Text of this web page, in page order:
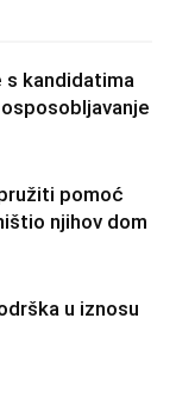
s kandidatima
pomoć
njihov dom
u iznosu